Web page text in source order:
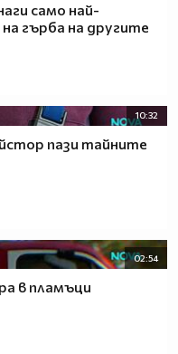
само най-
гърба на другите
10:32
пази тайните
02:54
в пламъци